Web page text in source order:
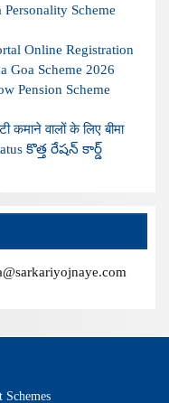
Scheme
Online Registration
Goa Scheme 2026
Pension Scheme
कमाने वालों के लिए बीमा
కొత్త రేషన్ కార్డ్
Schemes